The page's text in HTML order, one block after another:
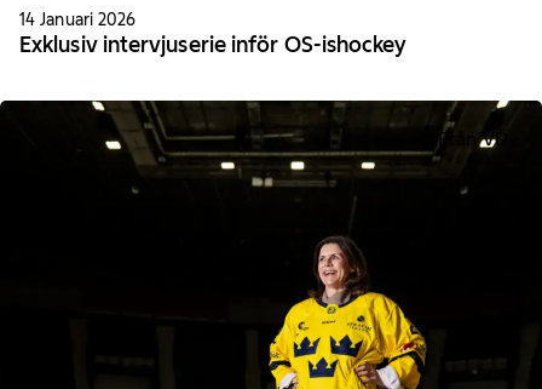
14 Januari 2026
Exklusiv intervjuserie inför OS-ishockey
Från VD